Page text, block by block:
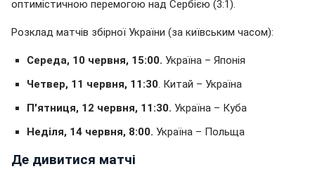
оптимістичною перемогою над Сербією (3:1).
Розклад матчів збірної України (за київським часом):
Середа, 10 червня, 15:00. Україна – Японія
Четвер, 11 червня, 11:30 . Китай – Україна
П'ятниця, 12 червня, 11:30. Україна – Куба
Неділя, 14 червня, 8:00. Україна – Польща
Де дивитися матчі